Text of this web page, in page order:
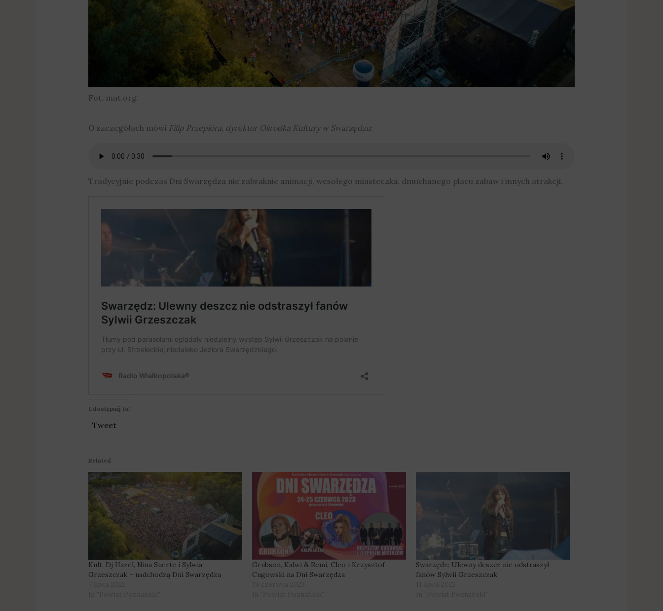
Fot. mat.org.
O szczegółach mówi Filip Przepióra, dyrektor Ośrodka Kultury w Swarzędzu:
Tradycyjnie podczas Dni Swarzędza nie zabraknie animacji, wesołego miasteczka, dmuchanego placu zabaw i innych atrakcji.
Udostępnij to:
Tweet
Related
Kult, Dj Hazel, Nina Suerte i Sylwia
Grzeszczak – nadchodzą Dni Swarzędza
Grubson, Kalwi & Remi, Cleo i Krzysztof
Cugowski na Dni Swarzędza
Swarzędz: Ulewny deszcz nie odstraszył
fanów Sylwii Grzeszczak